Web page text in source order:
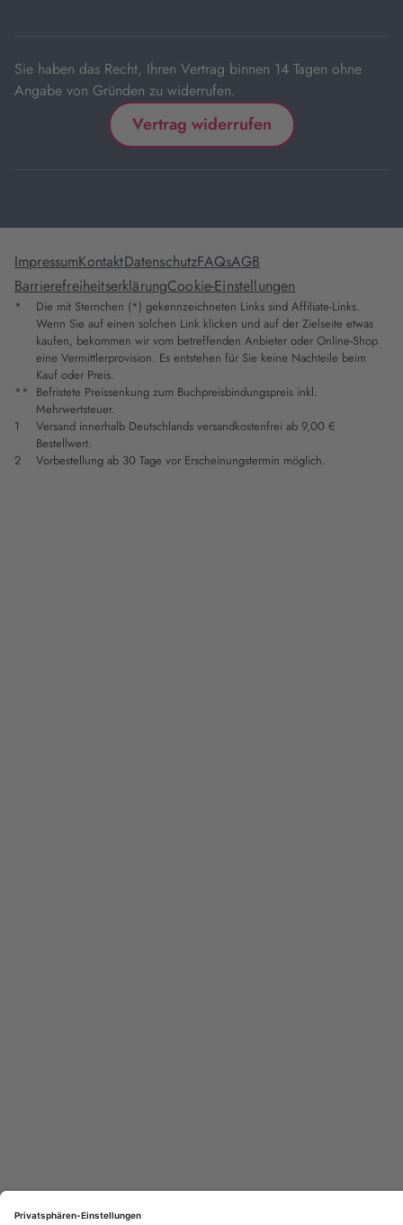
Sie haben das Recht, Ihren Vertrag binnen 14 Tagen ohne
Angabe von Gründen zu widerrufen.
Vertrag widerrufen
ImpressumKontaktDatenschutzFAQsAGB
BarrierefreiheitserklärungCookie-Einstellungen
*
Die mit Sternchen (*) gekennzeichneten Links sind Affiliate-Links.
Wenn Sie auf einen solchen Link klicken und auf der Zielseite etwas
kaufen, bekommen wir vom betreffenden Anbieter oder Online-Shop
eine Vermittlerprovision. Es entstehen für Sie keine Nachteile beim
Kauf oder Preis.
** Befristete Preissenkung zum Buchpreisbindungspreis inkl.
Mehrwertsteuer.
1
Versand innerhalb Deutschlands versandkostenfrei ab 9,00 €
Bestellwert.
2
Vorbestellung ab 30 Tage vor Erscheinungstermin möglich.